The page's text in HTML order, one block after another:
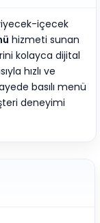
içecek
hizmeti sunan
kolayca dijital
hızlı ve
basılı menü
deneyimi